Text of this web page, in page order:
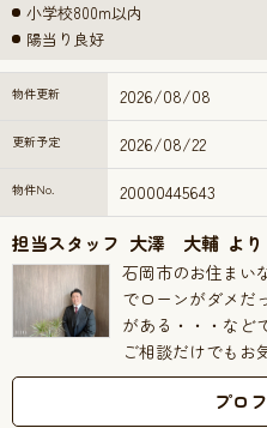
小学校800m以内
陽当り良好
物件更新 2026/08/08
更新予定 2026/08/22
物件No. 20000445643
担当スタッフ 大澤 大輔 より
石岡市のお住まい
でローンがダメだ
がある・・・など
ご相談だけでもお
プロ